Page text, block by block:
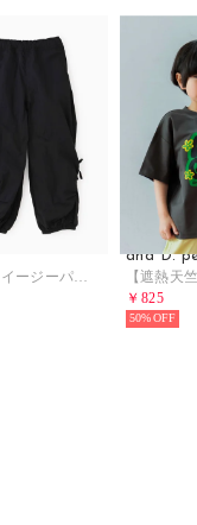
ドロストイージーパンツ （黒）
and D.
￥825
50%